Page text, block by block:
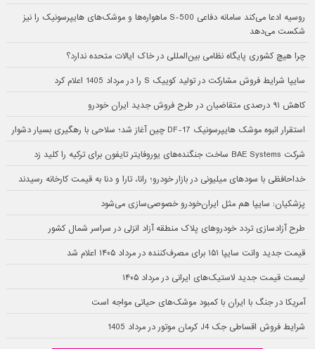
روسیه ادعا می‌کند سامانه دفاعی S-500 ماهواره‌ها و موشک‌های هایپرسونیک را نیز
شکست می‌دهد
چرا هیچ کشوری پایگاه نظامی بین‌المللی در خاک ایالات متحده ندارد؟
سایپا شرایط فروش مشارکت در تولید کوییک S را در مرداد 1405 اعلام کرد
کاهش ۹۱ درصدی متقاضیان در طرح فروش جدید ایران خودرو
استقرار انبوه موشک هایپرسونیک DF-17 چین آغاز شد؛ سلاحی با رهگیری بسیار دشوار
شرکت BAE Systems ساخت جنگنده‌های یوروفایتر تایفون برای ترکیه را کلید زد
خداحافظی با سودهای میلیونی در بازار خودرو؛ رانا، تارا و دنا به قیمت کارخانه رسیدند
پزشکیان: سایپا هم مثل ایران‌خودرو خصوصی‌سازی می‌شود
طرح آزادسازی تردد خودروهای پلاک منطقه آزاد انزلی در سراسر شمال کشور
قیمت جدید وانت سایپا ۱۵۱ برای مصرف‌کننده در مرداد ۱۴۰۵ اعلام شد
لیست قیمت جدید لاستیک‌های ایرانی در مرداد ۱۴۰۵
آمریکا در جنگ با ایران با کمبود موشک‌های حیاتی مواجه است
شرایط فروش اقساطی جک J4 کرمان موتور در مرداد 1405